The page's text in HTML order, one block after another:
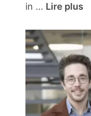
in ... Lire plus